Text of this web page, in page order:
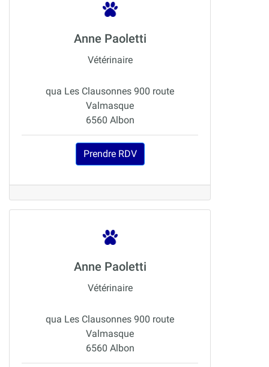
Anne Paoletti
Vétérinaire
qua Les Clausonnes 900 route
Valmasque
6560 Albon
Prendre RDV
Anne Paoletti
Vétérinaire
qua Les Clausonnes 900 route
Valmasque
6560 Albon